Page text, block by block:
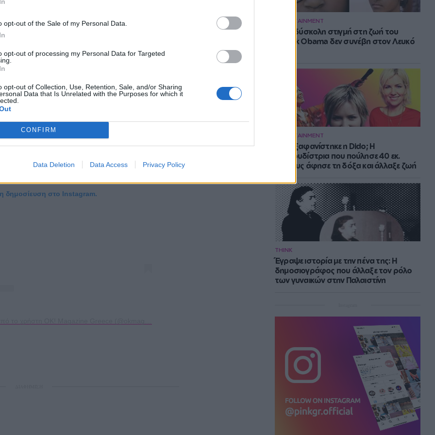
opt-out of the Sale of my Personal Data.
opt-out of processing my Personal Data for Targeted
opt-out of Collection, Use, Retention, Sale, and/or Sharing
Data that Is Unrelated with the Purposes for which it
CONFIRM
Data Deletion Data Access Privacy Policy
ENTERTAINMENT
Η πιο δύσκολη στιγμή στη ζωή του
Barack Obama δεν συνέβη στον Λευκό
ENTERTAINMENT
Πού εξαφανίστηκε η Dido; Η
τραγουδίστρια που πούλησε 40 εκ.
δίσκους άφησε τη δόξα και άλλαξε ζωή
THINK
Έγραψε ιστορία με την πένα της: Η
δημοσιογράφος που άλλαξε τον ρόλο
των γυναικών στην Παλαιστίνη
να μαζωχτούμε, να βρεθούμε» λέει στο
δημοσίευση στο Instagram.